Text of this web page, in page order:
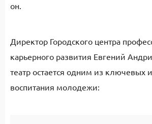
он.
Директор Городского центра
карьерного развития Евгений
театр остается одним из ключевых
воспитания молодежи: